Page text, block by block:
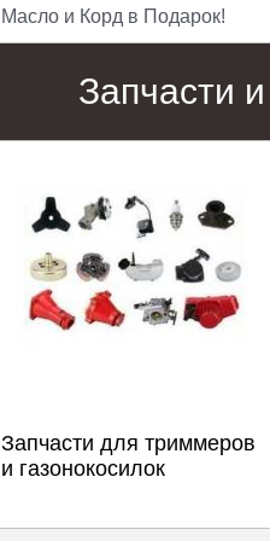
Масло и Корд в Подарок!
Запчасти
Запчасти для триммеров
и газонокосилок